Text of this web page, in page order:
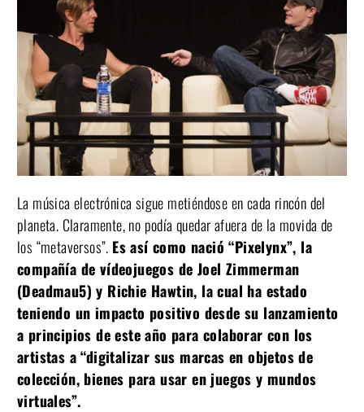
La música electrónica sigue metiéndose en cada rincón del
planeta. Claramente, no podía quedar afuera de la movida de
los “metaversos”. Es así como nació “Pixelynx”, la
compañía de vídeojuegos de Joel Zimmerman
(Deadmau5) y Richie Hawtin, la cual ha estado
teniendo un impacto positivo desde su lanzamiento
a principios de este año para colaborar con los
artistas a “digitalizar sus marcas en objetos de
colección, bienes para usar en juegos y mundos
virtuales”.